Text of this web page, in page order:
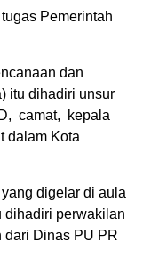
Pemerintah
dan
itu dihadiri unsur
camat, kepala
dalam Kota
digelar di aula
dihadiri perwakilan
dari Dinas PU PR